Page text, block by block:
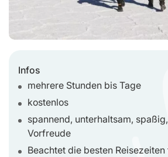
Infos
mehrere Stunden bis Tage
kostenlos
spannend, unterhaltsam,
Vorfreude
Beachtet die besten